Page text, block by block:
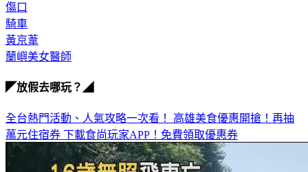
傷口
騎車
黃京葦
蘭嶼美女醫師
◤放假去哪玩？◢
全台熱門活動、人氣攻略一次看！ 高雄美食優惠開搶！再抽
萬元住宿券 下載食尚玩家APP！免費領取優惠券